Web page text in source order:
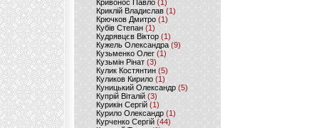
Кривонос Павло (1)
Криклій Владислав (1)
Крючков Дмитро(1)
Кубів Степан(1)
Кудрявцєв Віктор (1)
Кужель Олександра (9)
Кузьменко Олег (1)
Кузьмін Рінат(3)
Кулик Костянтин(5)
Куликов Кирило (1)
Куницький Олександр (5)
Купрій Віталій (3)
Курикін Сергій(1)
Курило Олександр (1)
Курченко Сергій (44)